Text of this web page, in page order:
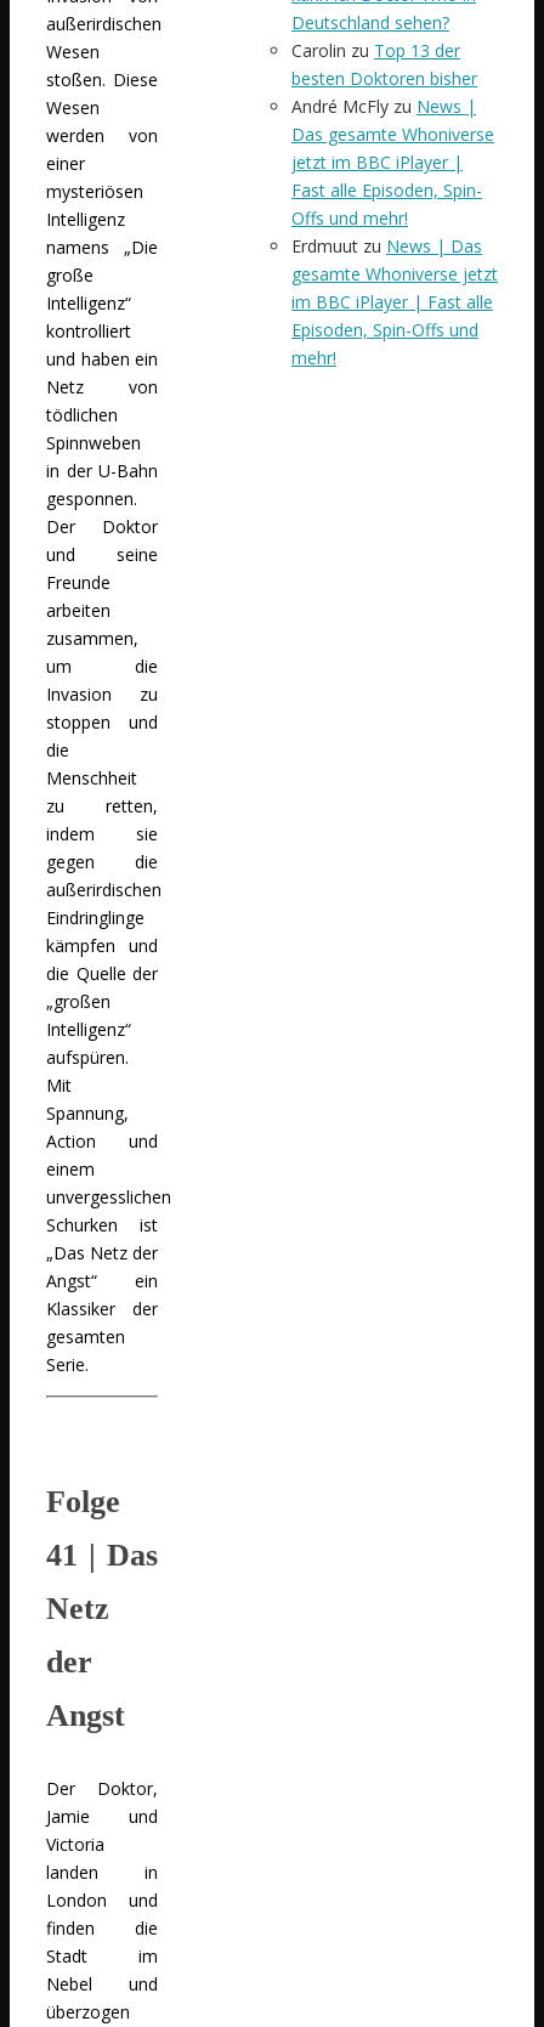
außerirdischen
Wesen
stoßen. Diese
Wesen
werden von
einer
mysteriösen
Intelligenz
namens „Die
große
Intelligenz“
kontrolliert
und haben ein
Netz von
tödlichen
Spinnweben
in der U-Bahn
gesponnen.
Der Doktor
und seine
Freunde
arbeiten
zusammen,
um die
Invasion zu
stoppen und
die
Menschheit
zu retten,
indem sie
gegen die
außerirdischen
Eindringlinge
kämpfen und
die Quelle der
„großen
Intelligenz“
aufspüren.
Mit
Spannung,
Action und
einem
unvergesslichen
Schurken ist
„Das Netz der
Angst“ ein
Klassiker der
gesamten
Serie.
Folge
41 | Das
Netz
der
Angst
Der Doktor,
Jamie und
Victoria
landen in
London und
finden die
Stadt im
Nebel und
überzogen
Deutschland sehen?
Carolin zu Top 13 der
besten Doktoren bisher
André McFly zu News |
Das gesamte Whoniverse
jetzt im BBC iPlayer |
Fast alle Episoden, Spin-
Offs und mehr!
Erdmuut zu News | Das
gesamte Whoniverse jetzt
im BBC iPlayer | Fast alle
Episoden, Spin-Offs und
mehr!